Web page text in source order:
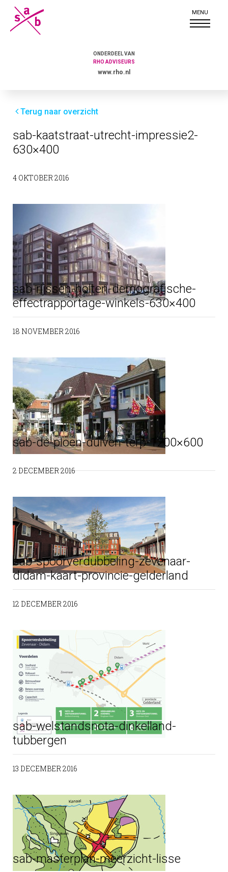
ONDERDEEL VAN
RHO ADVISEURS
www.rho.nl
Terug naar overzicht
sab-kaatstraat-utrecht-impressie2-
630×400
4 OKTOBER 2016
sab-rijssen-holten-demografische-
effectrapportage-winkels-630×400
18 NOVEMBER 2016
sab-de-ploen-duiven-terp-1200×600
2 DECEMBER 2016
sab-spoorverdubbeling-zevenaar-
didam-kaart-provincie-gelderland
12 DECEMBER 2016
sab-welstandsnota-dinkelland-
tubbergen
13 DECEMBER 2016
sab-masterplan-meerzicht-lisse